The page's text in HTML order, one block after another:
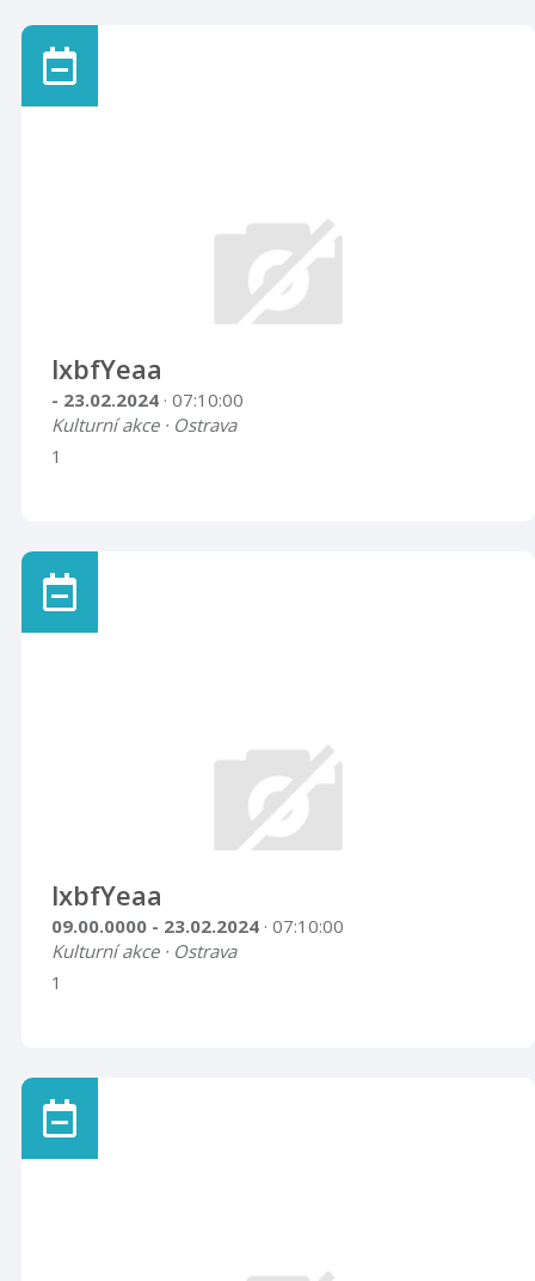
lxbfYeaa
- 23.02.2024 · 07:10:00
Kulturní akce · Ostrava
1
lxbfYeaa
09.00.0000 - 23.02.2024 · 07:10:00
Kulturní akce · Ostrava
1